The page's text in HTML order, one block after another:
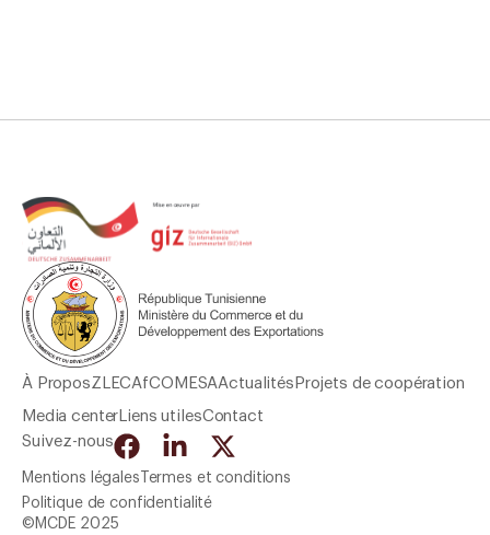
À ProposZLECAfCOMESAActualités Projets de coopération
Media center Liens utilesContact
Suivez-nous
Mentions légales Termes et conditions
Politique de confidentialité
©MCDE 2025